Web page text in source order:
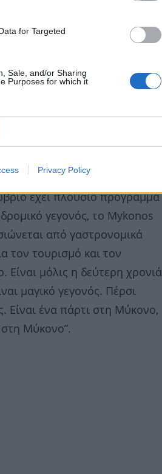
for Targeted
Sale, and/or Sharing
Purposes for which it
Privacy Policy
έχει ξεκινήσει και έχει
Τον Σεπτέμβρη και
της επιμήκυνσης της
έχει πλούσιο πρόγραμμα
γεγονός, το Mykonos
από γαστρονομικά
τον τουρισμό και τον
μόλις η δεύτερη χρονιά
μαγικό γεγονός. Πέρσι
Είναι ένα πάρτι στη Μύκονο,
Μύκονο”.